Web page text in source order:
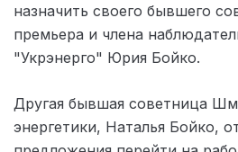
назначить своего бывшего
премьера и члена
"Укрэнерго" Юрия Бойко.
Другая бывшая советница
энергетики, Наталья Бойко,